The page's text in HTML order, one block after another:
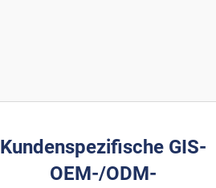
Kundenspezifische GIS-
OEM-/ODM-